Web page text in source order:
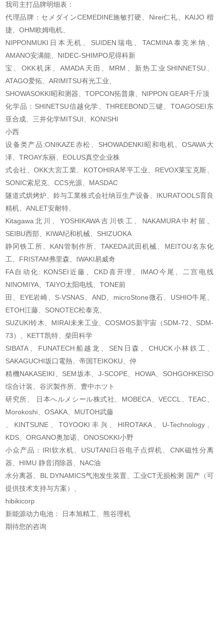
我司主打品牌明细表：
代理品牌：セメダインCEMEDINE施敏打硬、Nirei仁礼、KAIJO 楷
捷、OHM欧姆电机、
NIPPONMUKI日本无机、SUIDEN瑞电、TACMINA泰克米纳、
AMANO安满能、NIDEC-SHIMPO尼得科新
宝、OKK机床、AMADA天田、MRM、新热工业SHINNETSU、
ATAGO爱拓、ARIMITSU有光工业、
SHOWASOKKI昭和测器、TOPCON拓普康、NIPPON GEAR千斤顶
化学品：SHINETSU信越化学、THREEBOND三键、TOAGOSEI东
亚合成、三井化学MITSUI、KONISHI
小西
设备类产品:ONIKAZE赤松、SHOWADENKI昭和电机、OSAWA大
泽、TROAY东丽、EOLUS真空企业株
式会社、OKK大宮工業、KOTOHIRA琴平工业、REVOX莱宝克斯、
SONIC索尼克、CCS光源、MASDAC
隧道式烘烤炉、鈴与工業株式会社纳豆生产设备、IKURATOOLS育良
精机、ANLET安耐特、
Kitagawa北川、YOSHIKAWA吉川铁工、NAKAMURA中村留、
SEIBU西部、KIWA纪和机械、SHIZUOKA
静冈铁工所、KAN管制作所、TAKEDA武田机械、MEITOU名东化
工、FRISTAM弗里森、IWAKI易威奇
FA自动化: KONSEI近藤、CKD喜开理、IMAO今尾、二宫电线
NINOMIYA、TAIYO太阳电线、TONE前
田、EYE岩崎、S-VSNAS、AND、microStone微石、USHIO牛尾、
ETOH江藤、SONOTEC松泰克、
SUZUKI铃木、MIRAI未来工业、COSMOS新宇宙（SDM-72、SDM-
73）、KETT凯特、柴田科学
SIBATA、FUNATECH船越龙、SEN日森、CHUCK小林鉄工、
SAKAGUCHI坂口電熱、帝国TEIKOKU、仲
精機NAKASEIKI、SEM坂本、J-SCOPE、HOWA、SOHGOHKEISO
综合计装、谷沢製作所、豊中ホツト
研究所、 日本へルメシール株式社、MOBECA、VECCL、TEAC、
Morokoshi、OSAKA、MUTOH武藤
、KINTSUNE、TOYOOKI丰兴、HIROTAKA、U-Technology、
KDS、ORGANO奥加诺、ONOSOKKI小野
小众产品：IRI软水机、USUTANI臼谷电子点焊机、CNK磁性分离
器、HIMU 静音消除器、NAC油
水分离器、BL DYNAMICS气泡发生装置、工业CT无损检测 国产（可
提供技术支持与方案）、
hibikicorp
新能源动力电池： 日本旭精工、熊谷理机
期待您的咨询